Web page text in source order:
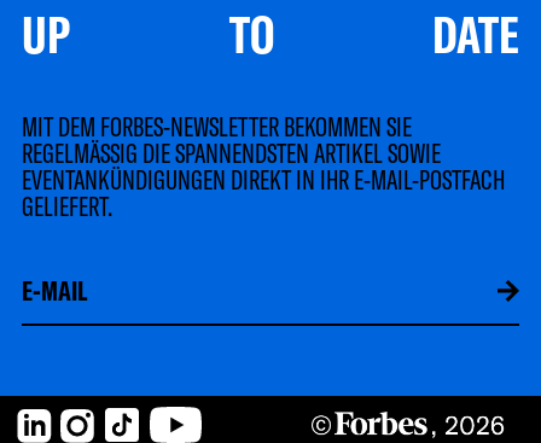
UP TO DATE
MIT DEM FORBES-NEWSLETTER BEKOMMEN SIE
REGELMÄSSIG DIE SPANNENDSTEN ARTIKEL SOWIE
EVENTANKÜNDIGUNGEN DIREKT IN IHR E-MAIL-POSTFACH
GELIEFERT.
LinkedInInstagram
TikTok